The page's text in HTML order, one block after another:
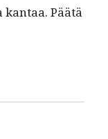
Päätä